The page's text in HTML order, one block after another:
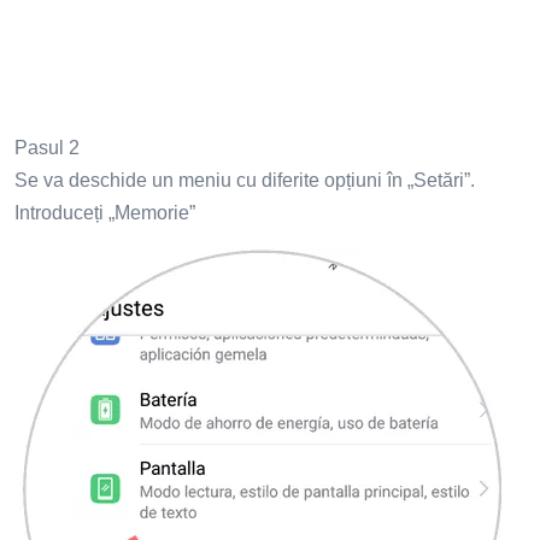
Pasul 2
Se va deschide un meniu cu diferite opțiuni în „Setări”.
Introduceți „Memorie”